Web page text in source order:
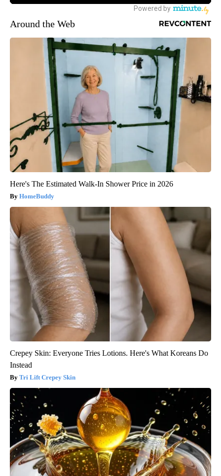
Around the Web
Here's The Estimated Walk-In Shower Price in 2026
HomeBuddy
Crepey Skin: Everyone Tries Lotions. Here's What Koreans Do
Instead
Tri Lift Crepey Skin